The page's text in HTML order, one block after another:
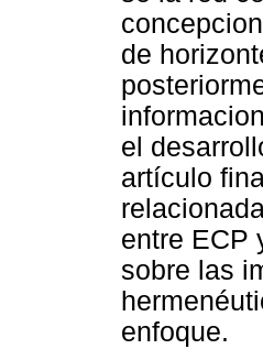
de
el
artículo
entre ECP
sobre las
enfoque.